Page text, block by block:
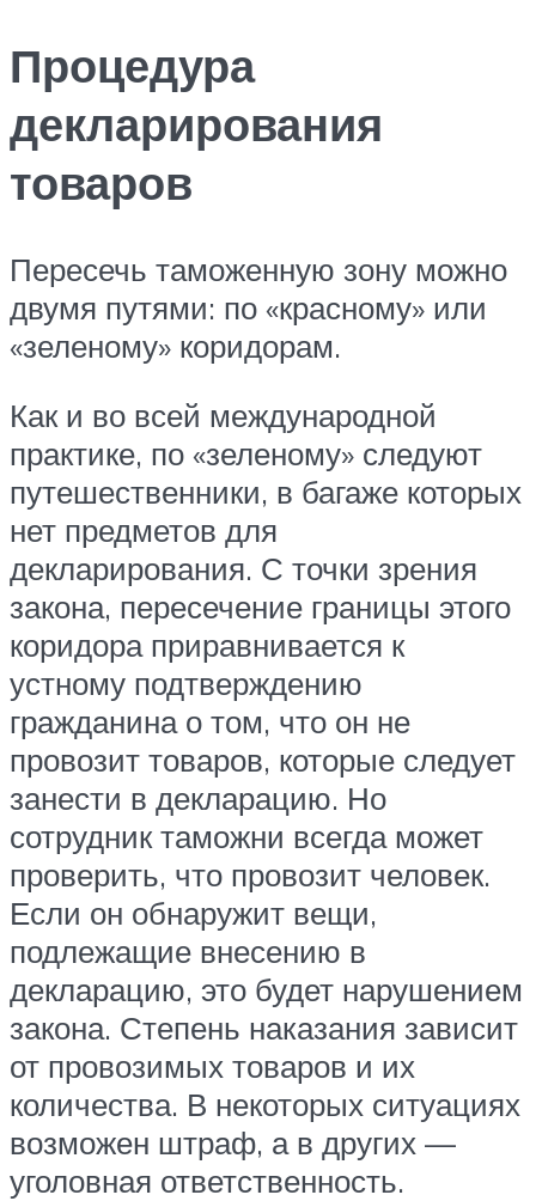
Процедура
декларирования
товаров
Пересечь таможенную зону можно
двумя путями: по «красному» или
«зеленому» коридорам.
Как и во всей международной
практике, по «зеленому» следуют
путешественники, в багаже которых
нет предметов для
декларирования. С точки зрения
закона, пересечение границы этого
коридора приравнивается к
устному подтверждению
гражданина о том, что он не
провозит товаров, которые следует
занести в декларацию. Но
сотрудник таможни всегда может
проверить, что провозит человек.
Если он обнаружит вещи,
подлежащие внесению в
декларацию, это будет нарушением
закона. Степень наказания зависит
от провозимых товаров и их
количества. В некоторых ситуациях
возможен штраф, а в других —
уголовная ответственность.